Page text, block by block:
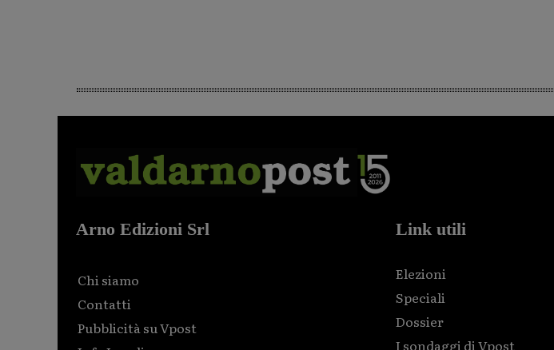
Arno Edizioni Srl
Chi siamo
Contatti
Pubblicità su Vpost
Link utili
Elezioni
Speciali
Dossier
I sondaggi di Vpost